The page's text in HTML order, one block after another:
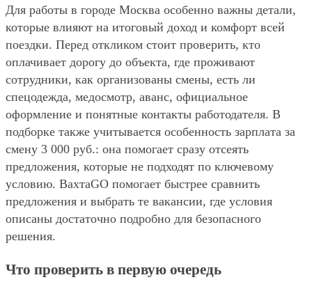
Для работы в городе Москва особенно важны детали,
которые влияют на итоговый доход и комфорт всей
поездки. Перед откликом стоит проверить, кто
оплачивает дорогу до объекта, где проживают
сотрудники, как организованы смены, есть ли
спецодежда, медосмотр, аванс, официальное
оформление и понятные контакты работодателя. В
подборке также учитывается особенность зарплата за
смену 3 000 руб.: она помогает сразу отсеять
предложения, которые не подходят по ключевому
условию. ВахтаGO помогает быстрее сравнить
предложения и выбрать те вакансии, где условия
описаны достаточно подробно для безопасного
решения.
Что проверить в первую очередь